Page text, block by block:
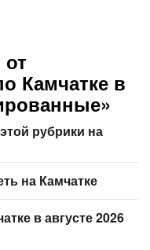
Камчатке в
рубрики на
на Камчатке
в августе 2026